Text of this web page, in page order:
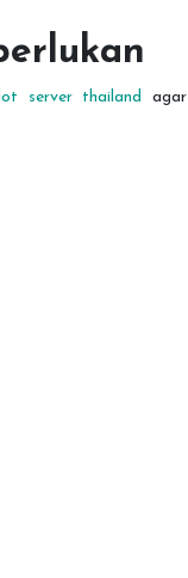
server thailand
agar